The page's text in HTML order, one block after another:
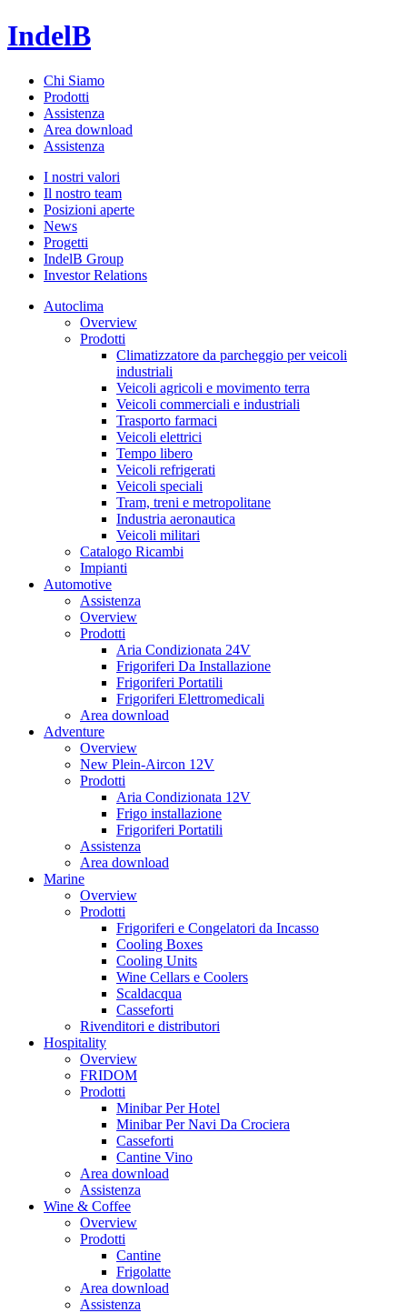
IndelB
Chi Siamo
Prodotti
Assistenza
Area download
Assistenza
I nostri valori
Il nostro team
Posizioni aperte
News
Progetti
IndelB Group
Investor Relations
Autoclima
Overview
Prodotti
Climatizzatore da parcheggio per veicoli
industriali
Veicoli agricoli e movimento terra
Veicoli commerciali e industriali
Trasporto farmaci
Veicoli elettrici
Tempo libero
Veicoli refrigerati
Veicoli speciali
Tram, treni e metropolitane
Industria aeronautica
Veicoli militari
Catalogo Ricambi
Impianti
Automotive
Assistenza
Overview
Prodotti
Aria Condizionata 24V
Frigoriferi Da Installazione
Frigoriferi Portatili
Frigoriferi Elettromedicali
Area download
Adventure
Overview
New Plein-Aircon 12V
Prodotti
Aria Condizionata 12V
Frigo installazione
Frigoriferi Portatili
Assistenza
Area download
Marine
Overview
Prodotti
Frigoriferi e Congelatori da Incasso
Cooling Boxes
Cooling Units
Wine Cellars e Coolers
Scaldacqua
Casseforti
Rivenditori e distributori
Hospitality
Overview
FRIDOM
Prodotti
Minibar Per Hotel
Minibar Per Navi Da Crociera
Casseforti
Cantine Vino
Area download
Assistenza
Wine & Coffee
Overview
Prodotti
Cantine
Frigolatte
Area download
Assistenza